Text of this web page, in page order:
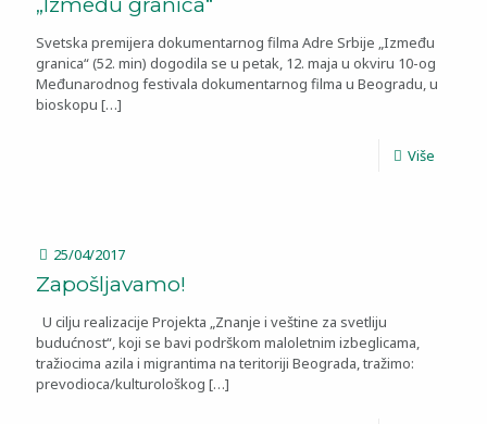
Svetska premijera dokumentarnog filma Adre Srbije „Između
granica“ (52. min) dogodila se u petak, 12. maja u okviru 10-og
Međunarodnog festivala dokumentarnog filma u Beogradu, u
bioskopu […]
Više
25/04/2017
Zapošljavamo!
U cilju realizacije Projekta „Znanje i veštine za svetliju
budućnost“, koji se bavi podrškom maloletnim izbeglicama,
tražiocima azila i migrantima na teritoriji Beograda, tražimo:
prevodioca/kulturološkog […]